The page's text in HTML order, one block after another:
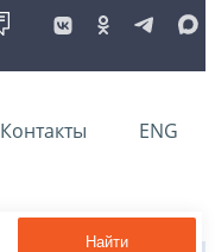
Контакты ENG
Найти